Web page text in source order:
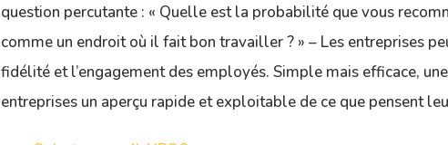
question percutante : « Quelle est la probabilité que vous
comme un endroit où il fait bon travailler ? » – Les entreprises
fidélité et l’engagement des employés. Simple mais efficace,
entreprises un aperçu rapide et exploitable de ce que pensent